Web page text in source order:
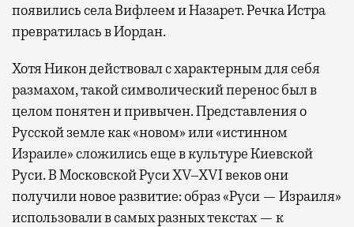
появились села Вифлеем и Назарет. Речка Истра
превратилась в Иордан.
Хотя Никон действовал с характерным для себя
размахом, такой символический перенос был в
целом понятен и привычен. Представления о
Русской земле как «новом» или «истинном
Израиле» сложились еще в культуре Киевской
Руси. В Московской Руси XV–XVI веков они
получили новое развитие: образ «Руси — Израиля»
использовали в самых разных текстах — к